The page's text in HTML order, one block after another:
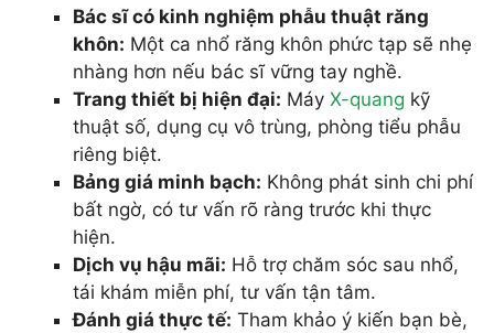
Bác sĩ có kinh nghiệm phẫu thuật răng
khôn: Một ca nhổ răng khôn phức tạp sẽ nhẹ
nhàng hơn nếu bác sĩ vững tay nghề.
Trang thiết bị hiện đại: Máy X-quang kỹ
thuật số, dụng cụ vô trùng, phòng tiểu phẫu
riêng biệt.
Bảng giá minh bạch: Không phát sinh chi phí
bất ngờ, có tư vấn rõ ràng trước khi thực
hiện.
Dịch vụ hậu mãi: Hỗ trợ chăm sóc sau nhổ,
tái khám miễn phí, tư vấn tận tâm.
Đánh giá thực tế: Tham khảo ý kiến bạn bè,